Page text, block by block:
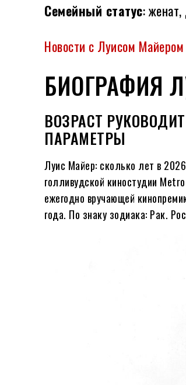
Семейный статус:
Новости с Луисом Майером
БИОГРАФИЯ
ВОЗРАСТ
ПАРАМЕТРЫ
Луис Майер: сколько лет в 2026
голливудской киностудии
ежегодно вручающей
года. По знаку зодиака: Рак.